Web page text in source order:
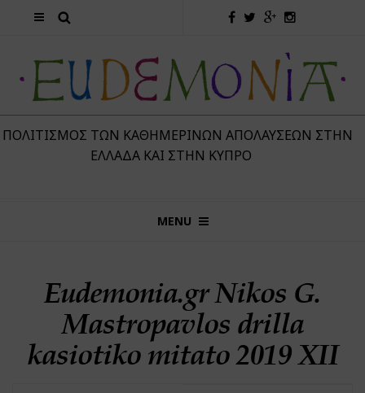
ΤΩΝ ΚΑΘΗΜΕΡΙΝΏΝ ΑΠΟΛΑΎΣΕΩΝ ΣΤΗΝ
ΕΛΛΆΔΑ ΚΑΙ ΣΤΗΝ ΚΎΠΡΟ
MENU
Eudemonia.gr Nikos G.
Mastropavlos drilla
kasiotiko mitato 2019 XII